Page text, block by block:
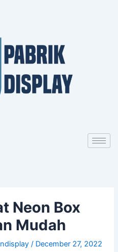
Neon Box
Mudah
/ December 27, 2022